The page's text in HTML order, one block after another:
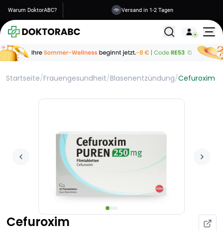
Warum DoktorABC? Versand in 1-2 Tagen
Alle
Startseite/Frauengesundheit/Blasenentzündung/Cefuroxim
Cefuroxim